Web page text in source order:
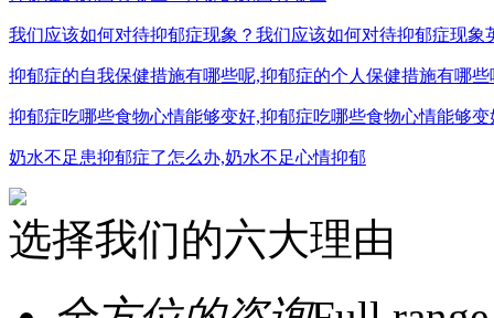
我们应该如何对待抑郁症现象？我们应该如何对待抑郁症现象
抑郁症的自我保健措施有哪些呢,抑郁症的个人保健措施有哪些
抑郁症吃哪些食物心情能够变好,抑郁症吃哪些食物心情能够变
奶水不足患抑郁症了怎么办,奶水不足心情抑郁
选择我们的六大理由